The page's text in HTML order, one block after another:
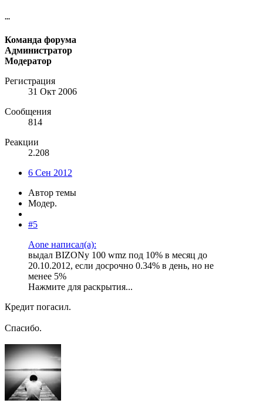
...
Команда форума
Администратор
Модератор
Регистрация
31 Окт 2006
Сообщения
814
Реакции
2.208
6 Сен 2012
Автор темы
Модер.
#5
Aone написал(а):
выдал BIZONу 100 wmz под 10% в месяц до
20.10.2012, если досрочно 0.34% в день, но не
менее 5%
Нажмите для раскрытия...
Кредит погасил.
Спасибо.